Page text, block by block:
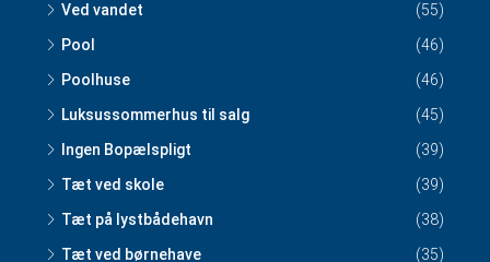
Ved vandet
(55)
Pool
(46)
Poolhuse
(46)
Luksussommerhus til salg
(45)
Ingen Bopælspligt
(39)
Tæt ved skole
(39)
Tæt på lystbådehavn
(38)
Tæt ved børnehave
(35)